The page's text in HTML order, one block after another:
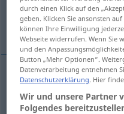
consigne
Flaschenpfand
durch einen Klick auf den
geben. Klicken Sie ansonsten
können Ihre Einwilligung
Webseite widerrufen. Wenn Sie
und den
Button „Mehr Optionen“.
Datenverarbeitung entnehmen
Datenschutzerklärung. Hier
Wir und unsere Partner
Folgendes